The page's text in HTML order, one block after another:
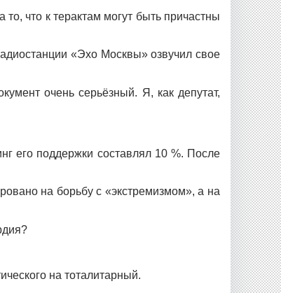
что к терактам могут быть причастны
«Эхо Москвы» озвучил свое
очень серьёзный. Я, как депутат,
его поддержки составлял 10 %. После
на борьбу с «экстремизмом», а на
на тоталитарный.